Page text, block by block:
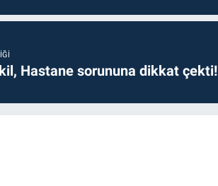
Hastane sorununa dikkat çekti!